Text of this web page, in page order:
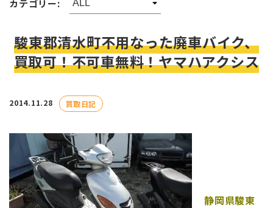
カテゴリー:
駿東郡清水町不用なった廃車バイク、
買取可！不可車無料！ヤマハアクシス
2014.11.28 買取日記
静岡県駿東